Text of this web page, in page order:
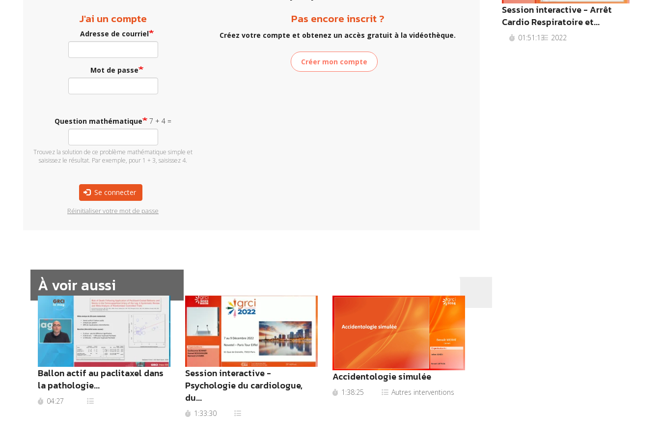
J'ai un compte
Adresse de courriel
Mot de passe
Question mathématique 7 + 4 =
Trouvez la solution de ce problème mathématique simple et
saisissez le résultat. Par exemple, pour 1 + 3, saisissez 4.
Se connecter
Réinitialiser votre mot de passe
Pas encore inscrit ?
Créez votre compte et obtenez un accès gratuit à la vidéothèque.
Créer mon compte
À voir aussi
Ballon actif au paclitaxel dans
la pathologie...
04:27
Session interactive -
Psychologie du cardiologue,
du...
1:33:30
Accidentologie simulée
1:38:25 Autres interventions
Session interactive - Arrêt
Cardio Respiratoire et...
01:51:13 2022